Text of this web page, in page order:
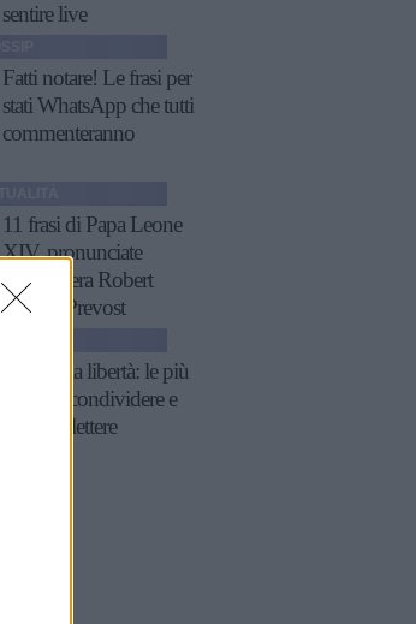
sentire live
Fatti notare! Le frasi per
stati WhatsApp che tutti
commenteranno
11 frasi di Papa Leone
XIV, pronunciate
quando era Robert
Francis Prevost
Frasi sulla libertà: le più
belle da condividere e
su cui riflettere